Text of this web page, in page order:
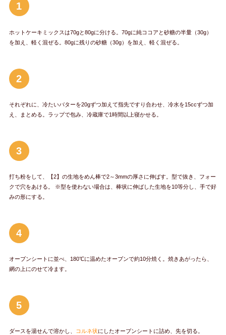
1
ホットケーキミックスは70gと80gに分ける。70gに純ココアと砂糖の半量（30g）
を加え、軽く混ぜる。80gに残りの砂糖（30g）を加え、軽く混ぜる。
2
それぞれに、冷たいバターを20gずつ加えて指先ですり合わせ、冷水を15ccずつ加
え、まとめる。ラップで包み、冷蔵庫で1時間以上寝かせる。
3
打ち粉をして、【2】の生地をめん棒で2～3mmの厚さに伸ばす。型で抜き、フォー
クで穴をあける。 ※型を使わない場合は、棒状に伸ばした生地を10等分し、手で好
みの形にする。
4
オーブンシートに並べ、180℃に温めたオーブンで約10分焼く。焼きあがったら、
網の上にのせて冷ます。
5
ダースを湯せんで溶かし、 コルネ状にしたオーブンシートに詰め、先を切る。